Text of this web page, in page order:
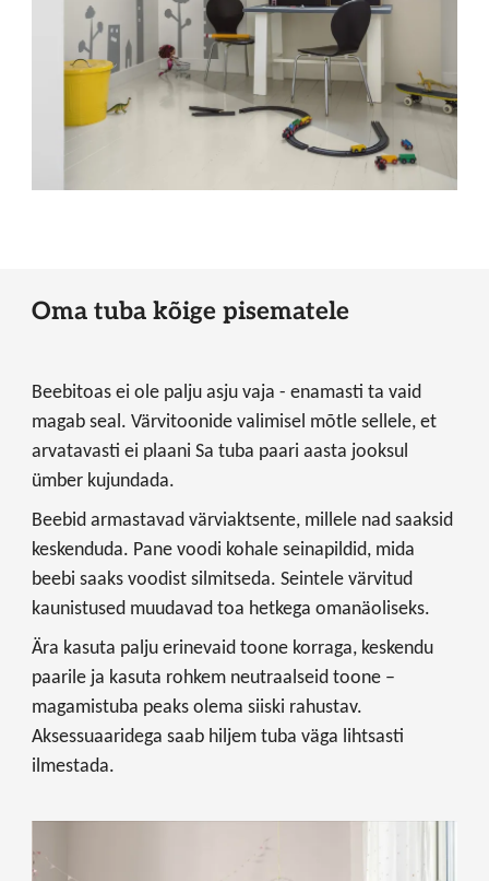
Oma tuba kõige pisematele
Beebitoas ei ole palju asju vaja - enamasti ta vaid
magab seal. Värvitoonide valimisel mõtle sellele, et
arvatavasti ei plaani Sa tuba paari aasta jooksul
ümber kujundada.
Beebid armastavad värviaktsente, millele nad saaksid
keskenduda. Pane voodi kohale seinapildid, mida
beebi saaks voodist silmitseda. Seintele värvitud
kaunistused muudavad toa hetkega omanäoliseks.
Ära kasuta palju erinevaid toone korraga, keskendu
paarile ja kasuta rohkem neutraalseid toone –
magamistuba peaks olema siiski rahustav.
Aksessuaaridega saab hiljem tuba väga lihtsasti
ilmestada.